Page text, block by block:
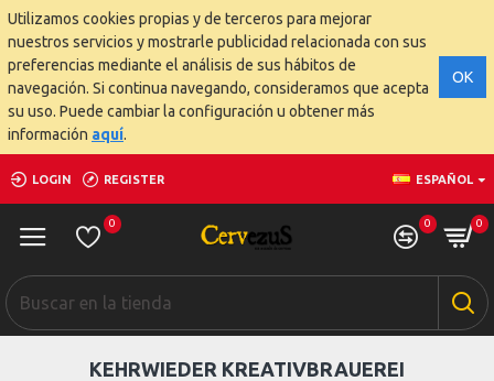
Utilizamos cookies propias y de terceros para mejorar
nuestros servicios y mostrarle publicidad relacionada con sus
preferencias mediante el análisis de sus hábitos de
navegación. Si continua navegando, consideramos que acepta
su uso. Puede cambiar la configuración u obtener más
información aquí.
OK
LOGIN REGISTER ESPAÑOL
0 0 0
KEHRWIEDER KREATIVBRAUEREI